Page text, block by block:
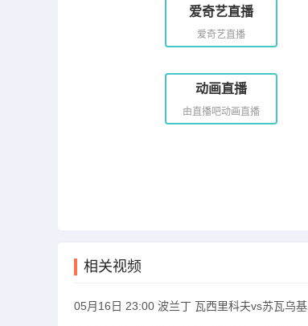
爱奇艺直播
爱奇艺直播
动画直播
由直播吧动画直播
相关视频
05月16日 23:00 波兰丁 瓦西里科夫vs苏瓦乌基